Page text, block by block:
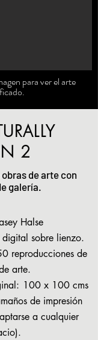
para ver el arte
2
de arte con
galería.
Halse
sobre lienzo.
reproducciones de
arte.
100 x 100 cms
de impresión
a cualquier